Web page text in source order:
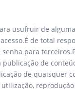
usufruir de
de total
para
de
de quaisquer